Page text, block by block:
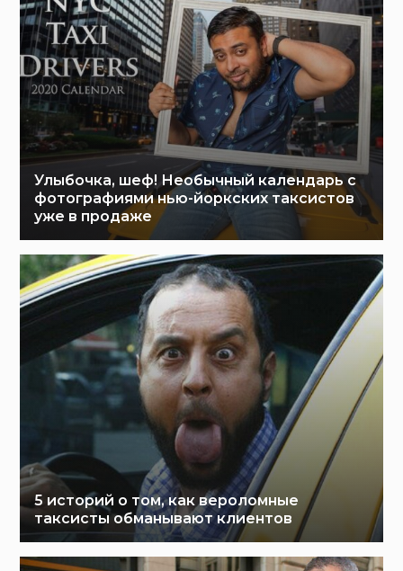
Улыбочка, шеф! Необычный календарь с
фотографиями нью-йоркских таксистов
уже в продаже
5 историй о том, как вероломные
таксисты обманывают клиентов